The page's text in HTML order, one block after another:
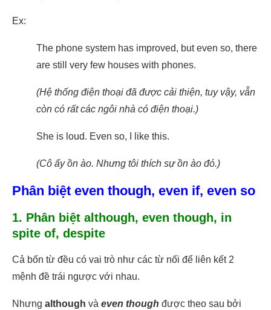
Ex:
The phone system has improved, but even so, there
are still very few houses with phones.
(Hệ thống điện thoại đã được cải thiện, tuy vậy, vẫn
còn có rất các ngôi nhà có điện thoại.)
She is loud. Even so, I like this.
(Cô ấy ồn ào. Nhưng tôi thích sự ồn ào đó.)
Phân biệt even though, even if, even so
1. Phân biệt although, even though, in
spite of, despite
Cả bốn từ đều có vai trò như các từ nối để liên kết 2
mệnh đề trái ngược với nhau.
Nhưng although và even though được theo sau bởi